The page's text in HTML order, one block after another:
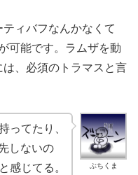
ィバフなんかなくて
可能です。ラムザを動
、必須のトラマスと言
ぶちくま
ってたり、
しないの
感じてる。